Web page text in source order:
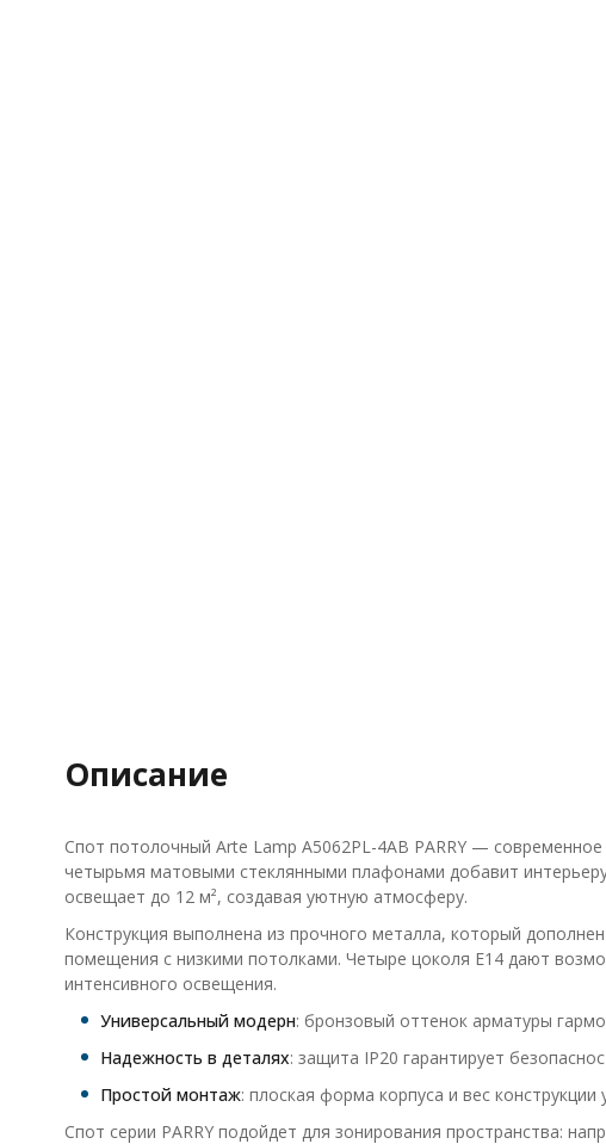
Описание
Спот потолочный Arte Lamp A5062PL-4AB PARRY —
четырьмя матовыми стеклянными плафонами добавит
освещает до 12 м², создавая уютную атмосферу.
Конструкция выполнена из прочного металла, который
помещения с низкими потолками. Четыре цоколя E14 дают
интенсивного освещения.
Универсальный модерн: бронзовый оттенок арматуры
Надежность в деталях: защита IP20 гарантирует
Простой монтаж: плоская форма корпуса и вес
Спот серии PARRY подойдет для зонирования пространства: